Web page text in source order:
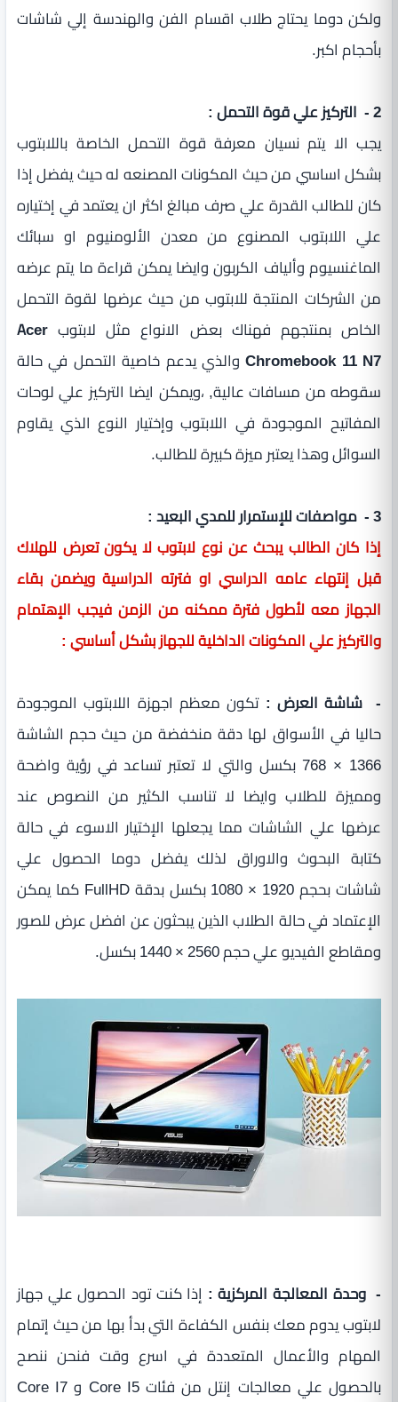
ولكن دوما يحتاج طلاب اقسام الفن والهندسة إلي شاشات
بأحجام اكبر.
2 - التركيز علي قوة التحمل :
يجب الا يتم نسيان معرفة قوة التحمل الخاصة باللابتوب
بشكل اساسي من حيث المكونات المصنعه له حيث يفضل إذا
كان للطالب القدرة علي صرف مبالغ اكثر ان يعتمد في إختياره
علي اللابتوب المصنوع من معدن الألومنيوم او سبائك
الماغنسيوم وألياف الكربون وايضا يمكن قراءة ما يتم عرضه
من الشركات المنتجة للابتوب من حيث عرضها لقوة التحمل
الخاص بمنتجهم فهناك بعض الانواع مثل لابتوب Acer
Chromebook 11 N7والذي يدعم خاصية التحمل في حالة
سقوطه من مسافات عالية, ،ويمكن ايضا التركيز علي لوحات
المفاتيح الموجودة في اللابتوب وإختيار النوع الذي يقاوم
السوائل وهذا يعتبر ميزة كبيرة للطالب.
3 - مواصفات للإستمرار للمدي البعيد :
إذا كان الطالب يبحث عن نوع لابتوب لا يكون تعرض للهلاك
قبل إنتهاء عامه الدراسي او فترته الدراسية ويضمن بقاء
الجهاز معه لأطول فترة ممكنه من الزمن فيجب الإهتمام
والتركيز علي المكونات الداخلية للجهاز بشكل أساسي :
- شاشة العرض :تكون معظم اجهزة اللابتوب الموجودة
حاليا في الأسواق لها دقة منخفضة من حيث حجم الشاشة
1366 × 768 بكسل والتي لا تعتبر تساعد في رؤية واضحة
ومميزة للطلاب وايضا لا تناسب الكثير من النصوص عند
عرضها علي الشاشات مما يجعلها الإختيار الاسوء في حالة
كتابة البحوث والاوراق لذلك يفضل دوما الحصول علي
شاشات بحجم 1920 × 1080 بكسل بدقة FullHD كما يمكن
الإعتماد في حالة الطلاب الذين يبحثون عن افضل عرض للصور
ومقاطع الفيديو علي حجم 2560 × 1440 بكسل.
- وحدة المعالجة المركزية : إذا كنت تود الحصول علي جهاز
لابتوب يدوم معك بنفس الكفاءة التي بدأ بها من حيث إتمام
المهام والأعمال المتعددة في اسرع وقت فنحن ننصح
بالحصول علي معالجات إنتل من فئات Core I5 و Core I7